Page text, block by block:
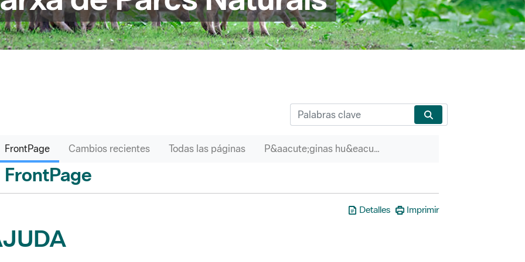
FrontPage Cambios recientes Todas las páginas P&aacute;ginas hu&eacute;rfanas
FrontPage
Detalles Imprimir